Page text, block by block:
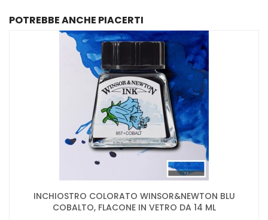
POTREBBE ANCHE PIACERTI
INCHIOSTRO COLORATO WINSOR&NEWTON BLU
COBALTO, FLACONE IN VETRO DA 14 ML